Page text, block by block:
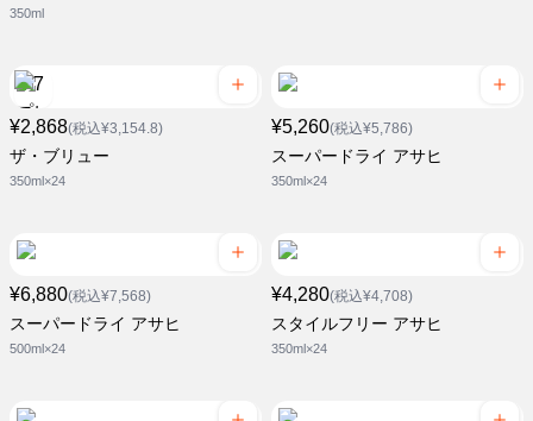
350ml
¥2,868(税込¥3,154.8)
ザ・ブリュー
350ml×24
¥5,260(税込¥5,786)
スーパードライ アサヒ
350ml×24
¥6,880(税込¥7,568)
スーパードライ アサヒ
500ml×24
¥4,280(税込¥4,708)
スタイルフリー アサヒ
350ml×24